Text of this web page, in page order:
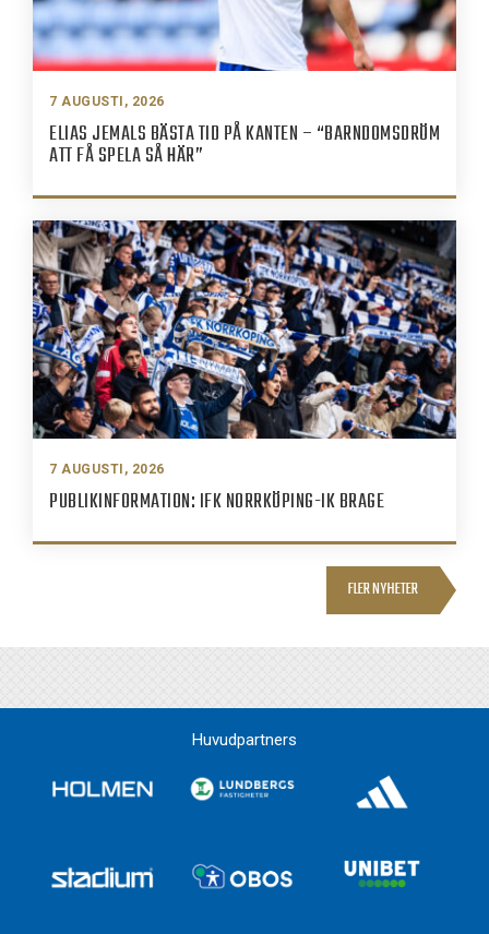
7 AUGUSTI, 2026
ELIAS JEMALS BÄSTA TID PÅ KANTEN – “BARNDOMSDRÖM
ATT FÅ SPELA SÅ HÄR”
7 AUGUSTI, 2026
PUBLIKINFORMATION: IFK NORRKÖPING-IK BRAGE
FLER NYHETER
Huvudpartners